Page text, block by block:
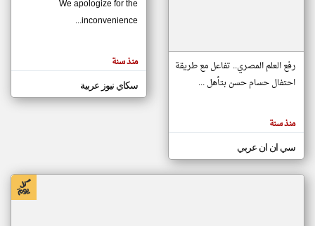
مصادر الأخبار من موريتانيا
اخبار موريتانيا على مدار الساعة
أهم اخبار موريتانيا العاجلة والمباشرة
المقالات
الموجوده
هنا عن
رفع العلم المصري.. تفاعل مع طريقة
احتفال حسام حسن بتأهل ...
منذ سنة
سي ان ان عربي
We apologize for the
inconvenience...
منذ سنة
سكاي نيوز عربية
klyoum.com